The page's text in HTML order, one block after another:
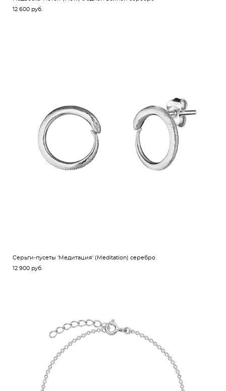
12 600 pуб.
Cерьги-пусеты 'Медитация' (Meditation) серебро
12 900 pуб.